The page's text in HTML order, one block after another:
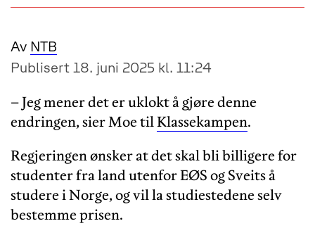
Av NTB
Publisert 18. juni 2025 kl. 11:24
– Jeg mener det er uklokt å gjøre denne
endringen, sier Moe tilKlassekampen.
Regjeringen ønsker at det skal bli billigere for
studenter fra land utenfor EØS og Sveits å
studere i Norge, og vil la studiestedene selv
bestemme prisen.